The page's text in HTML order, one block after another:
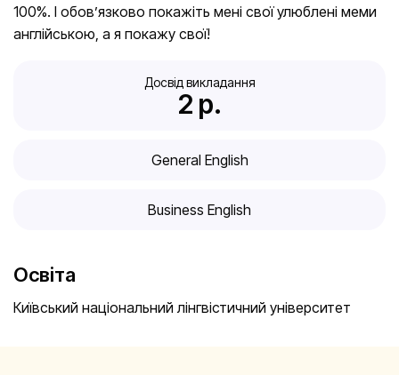
100%. І обов’язково покажіть мені свої улюблені меми
англійською, а я покажу свої!
Досвід викладання
2 р.
General English
Business English
Освіта
Київський національний лінгвістичний університет